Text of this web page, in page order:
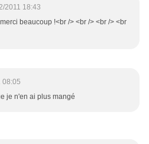
2011 18:43
beaucoup !<br /> <br /> <br /> <br
08:05
je n'en ai plus mangé